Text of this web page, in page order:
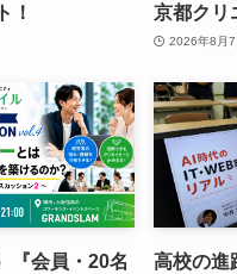
！
京都クリ
2026年8月7
『会員・20名
高校の進